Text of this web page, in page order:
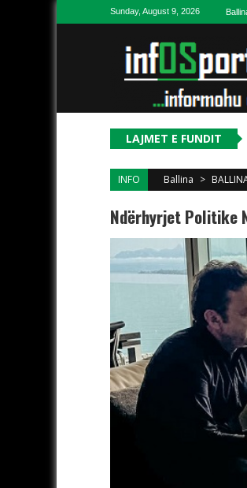
Skip to contentSunday, August 9, 2026
LAJMET E FUNDIT
INFO Ballina >
Ndërhyrjet Politike